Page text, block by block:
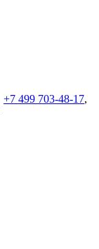
+7 499 703-48-17,